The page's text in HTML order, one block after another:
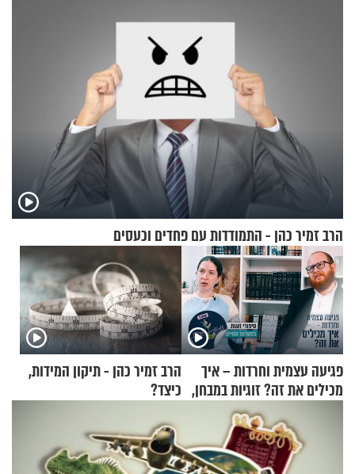
הרב זמיר כהן - התמודדות עם פחדים וכעסים
פגיעה עצמית וחרדות – איך
מכילים את זה? זוגיות במבחן,
הפעם עם יהודית ואלתר כהן
הרב זמיר כהן - תיקון המידות,
כיצד?